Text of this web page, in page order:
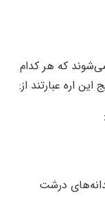
که هر کدام
اره عبارتند از:
درشت